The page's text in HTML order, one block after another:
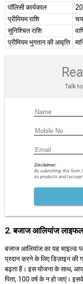
पॉलिसी कार्यकाल
प्रीमियम राशि
सुनिश्चित राशि
प्रीमियम भुगतान की आवृत्ति
Talk
Disclaimer:
By submitting this form
its products and I
2. बजाज आलियांज
बजाज आलियांज का यह चाइल्ड
प्रदान करने के लिए डिज़ाइन की
बढ़ता है। इस योजना के साथ,
पिता, 100 वर्ष के न हो जाएं।